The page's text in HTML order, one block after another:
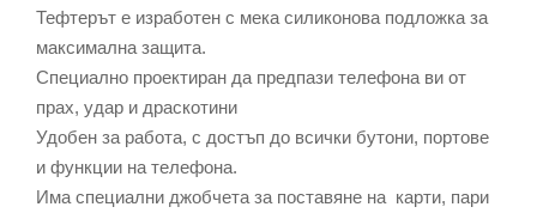
Тефтерът е изработен с мека силиконова подложка за
максимална защита.
Специално проектиран да предпази телефона ви от
прах, удар и драскотини
Удобен за работа, с достъп до всички бутони, портове
и функции на телефона.
Има специални джобчета за поставяне на карти, пари